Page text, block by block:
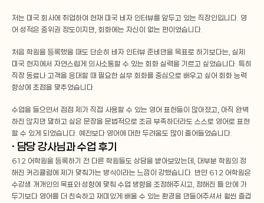
저는 미국 회사에 취업하여 현재 미국 비자 인터뷰를 앞두고 있는 직장인입니다. 영
어 성적은 중위권 정도이지만, 회화에는 자신이 없는 편이었습니다.
처음 학원을 등록했을 때도 단순히 비자 인터뷰 준비만을 목표로 하기보다는, 실제
미국 현지에서 자연스럽게 의사소통할 수 있는 회화 실력을 기르고 싶었습니다. 특히
직장 동료나 고객을 응대할 때 필요한 실무 회화를 중심으로 배우고 싶어 회화 능력
향상에 초점을 맞추었습니다.
수업을 들으면서 점점 제가 직접 사용할 수 있는 영어 표현들이 많아졌고, 아직 완벽
하진 않지만 말하고 싶은 문장을 문법적으로 조금 부족하더라도 스스로 영어로 표현
할 수 있게 되었습니다. 예전보다 영어에 대한 두려움도 많이 줄어들었습니다.
· 담당 강사님과 수업 후기
612 어학원을 등록하기 전 다른 학원들도 상담을 받아보았는데, 대부분 학원의 정
해진 커리큘럼에 제가 맞춰가는 방식이라는 느낌이 강했습니다. 반면 612 어학원은
수강생 개개인의 목표와 성향에 맞춰 수업 방향을 조정해주시고, 정해진 틀 안에 가
두기보다 영어를 더 친숙하고 재미있게 배울 수 있는 환경을 만들어주셔서 훨씬 즐겁